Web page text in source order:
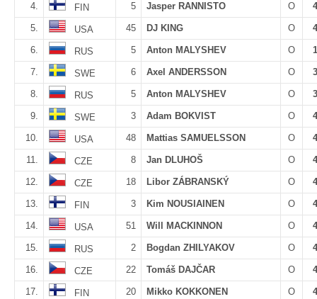
4. FIN 5 Jasper RANNISTO O 4
5. USA 45 DJ KING O 4
6. RUS 5 Anton MALYSHEV O 1
7. SWE 6 Axel ANDERSSON O 3
8. RUS 5 Anton MALYSHEV O 3
9. SWE 3 Adam BOKVIST O 4
10. USA 48 Mattias SAMUELSSON O 4
11. CZE 8 Jan DLUHOŠ O 4
12. CZE 18 Libor ZÁBRANSKÝ O 4
13. FIN 3 Kim NOUSIAINEN O 4
14. USA 51 Will MACKINNON O 4
15. RUS 2 Bogdan ZHILYAKOV O 4
16. CZE 22 Tomáš DAJČAR O 4
17. FIN 20 Mikko KOKKONEN O 4